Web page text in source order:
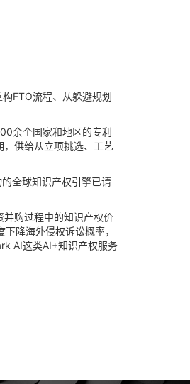
FTO流程、从躲避规划
余个国家和地区的专利
供给从立项挑选、工艺
全球知识产权引擎已请
购过程中的知识产权价
降海外侵权诉讼概率，
AI这类AI+知识产权服务